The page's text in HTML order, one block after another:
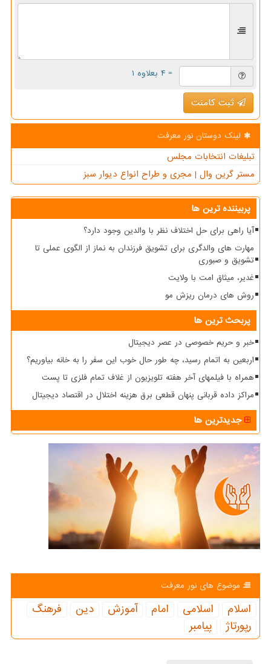
= ۴ بعلاوه ۱
ثبت کامنت
لینک دوستان نور معرفت
تبلیغات انتخابات مجلس
مستر گرین وال | مجری و طراح انواع دیوار سبز
پربیننده ترین ها
آیا راهی برای حل اختلاف نظر با والدین وجود دارد؟
مهارت های والدگری برای تشویق فرزندان به نماز از الگوی عملی تا
تشویق و صبوری
غدیر، میثاق امت با ولایت
روش های درمان ریزش مو
پربحث ترین ها
خبر و حریم خصوصی در عصر دیجیتال
اربعین به اتمام رسید، چه طور حال خوب این سفر را به خانه بیاوریم؟
همراه با فیلمهای آخر هفته تلویزیون از غلاف تمام فلزی تا پست
مراکز داده قربانی پنهان قطعی برق هزینه اختلال در اقتصاد دیجیتال
جدیدترین ها
موضوع های نور معرفت
اسلام اسلامی امام آموزش دین
فرهنگ
رپورتاژ
پیامبر